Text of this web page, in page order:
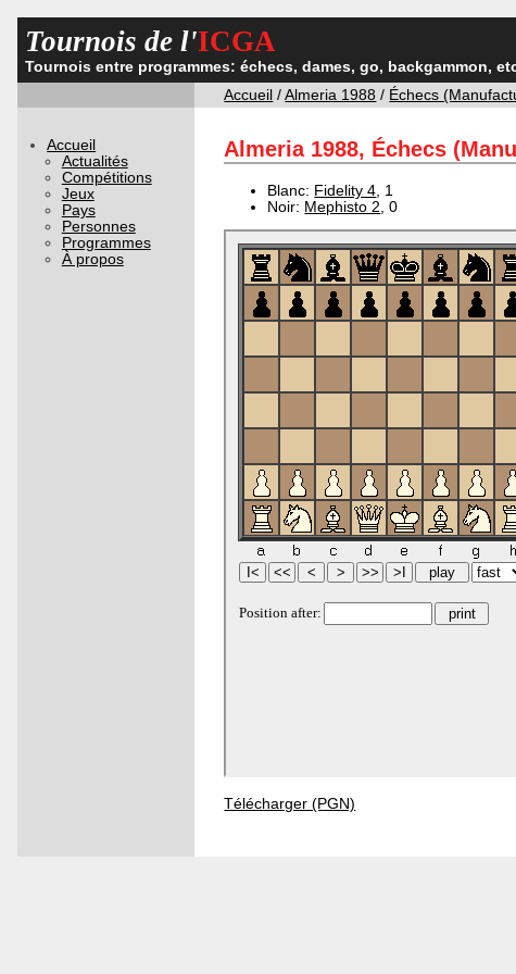
Tournois de l'ICGA
Tournois entre programmes: échecs, dames, go, backgammon,
Accueil /Almeria 1988 / Échecs
Accueil
Actualités
Compétitions
Jeux
Pays
Personnes
Programmes
À propos
Almeria 1988, Échecs
Blanc: Fidelity 4 , 1
Noir: Mephisto 2 , 0
Télécharger (PGN)